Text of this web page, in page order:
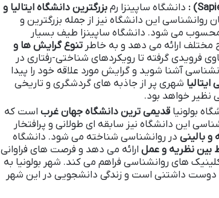
: دانشگاه ساپینزا رمبزرگترین دانشگاه ایتالیا و
روانشناسی این دانشگاه نیز از جمله بزرگترین و
محسوب می شود. دانشگاه ساپینزا طیف بسیار
مختلف ارائه می دهد و به خاطرتنوع گرایش ها و
فرویدی گرفته تا رویکردهای شناختی-رفتاری در
آشنا شوید و گرایش مورد علاقه خود را پیدا
شهری پر از جاذبه های گردشگری و تاریخی
نظیر خواهد بود.
بولونیاقدیمی ترین دانشگاه جهان غرب است که
این دانشگاه نیز سابقه ای طولانی و پرافتخار
و بالینی در روانشناسی شناخته می شود. دانشگاه
بین نظریه و عمل ارائه می دهد و فرصت های فراوانی
کلینیک های روانشناسی فراهم می کند. شهر بولونیا به
داشتنی است و زندگی دانشجویی در این شهر